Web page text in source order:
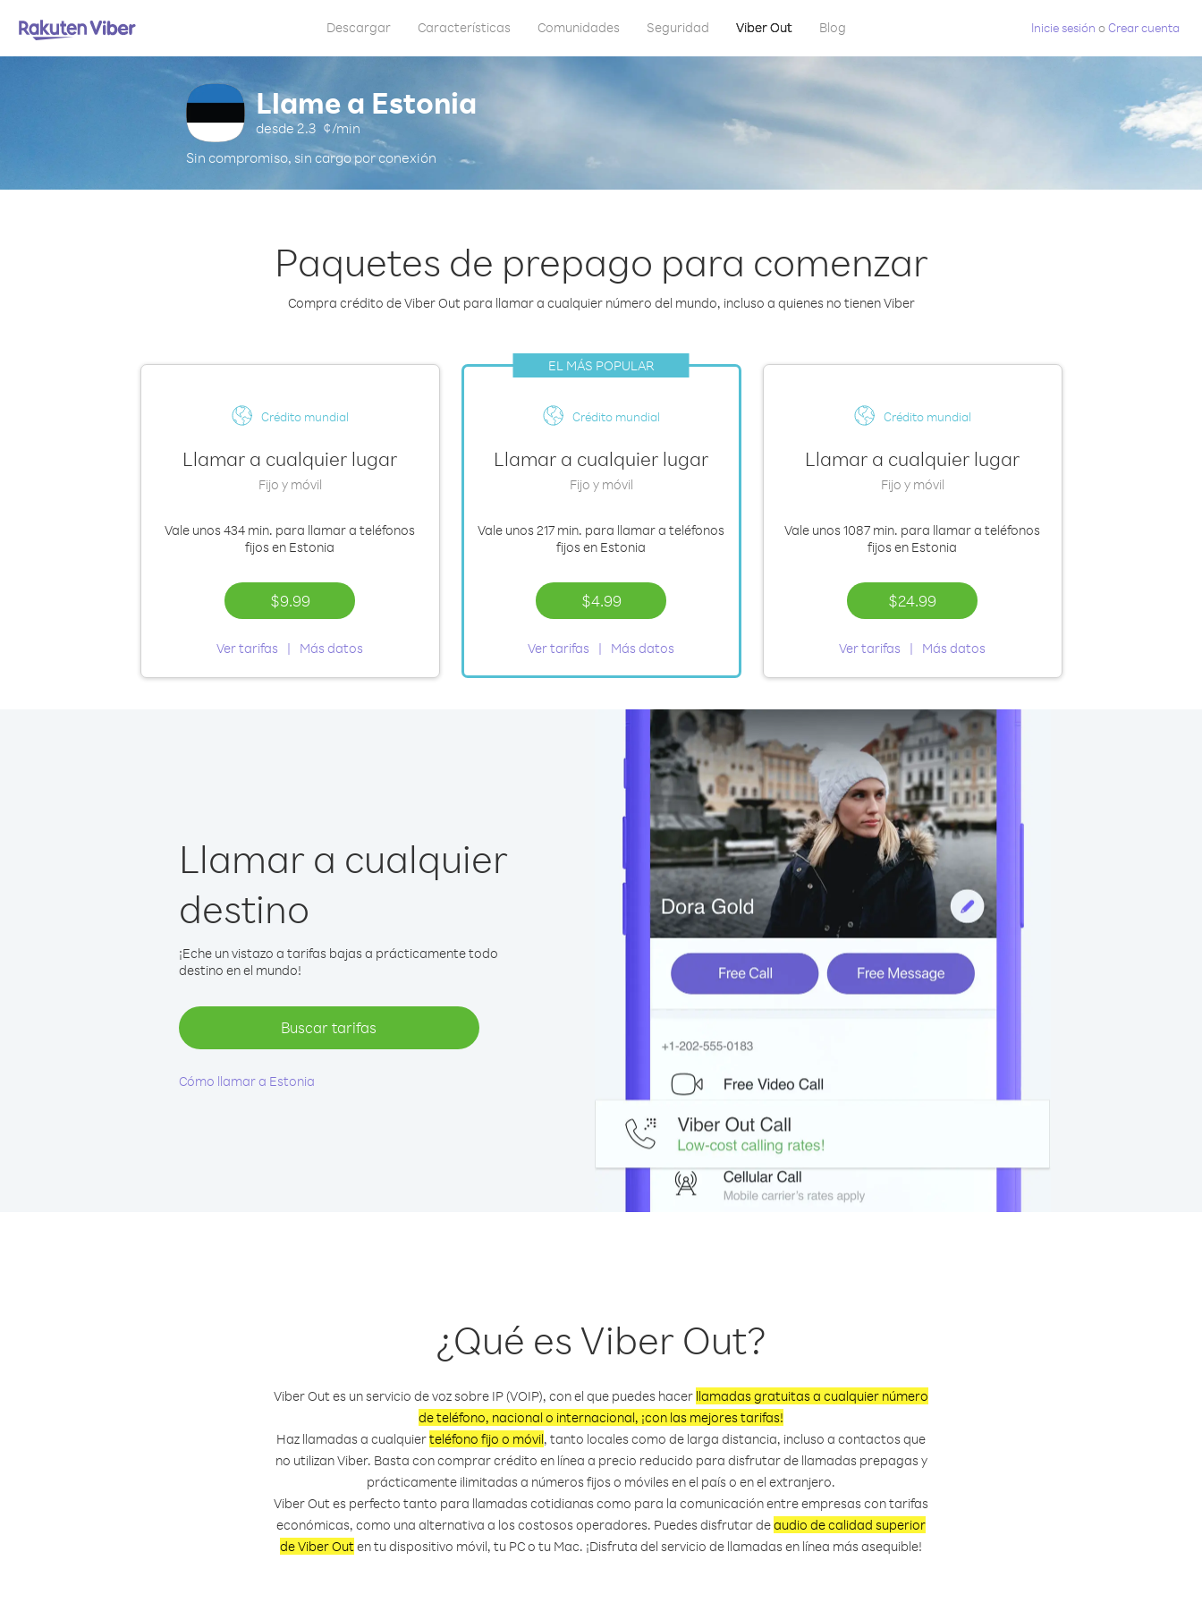
Descargar Características Comunidades Seguridad Viber Out Blog Inicie sesión oCrear cuenta
Llame a Estonia
desde2.3 ¢/min
Sin compromiso, sin cargo por conexión
Paquetes de prepago para comenzar
Compra crédito de Viber Out para llamar a cualquier número del mundo, incluso a quienes no tienen Viber
Crédito mundial
Llamar a cualquier lugar
Fijo y móvil
Vale unos 434 min. para llamar a teléfonos
fijos en Estonia
$9.99
Ver tarifas Más datos
EL MÁS POPULAR
Crédito mundial
Llamar a cualquier lugar
Fijo y móvil
Vale unos 217 min. para llamar a teléfonos
fijos en Estonia
$4.99
Ver tarifas Más datos
Crédito mundial
Llamar a cualquier lugar
Fijo y móvil
Vale unos 1087 min. para llamar a teléfonos
fijos en Estonia
$24.99
Ver tarifas Más datos
Llamar a cualquier
destino
¡Eche un vistazo a tarifas bajas a prácticamente todo
destino en el mundo!
Buscar tarifas
Cómo llamar a Estonia
¿Qué es Viber Out?
Viber Out es un servicio de voz sobre IP (VOIP), con el que puedes hacer llamadas gratuitas a cualquier número
de teléfono, nacional o internacional, ¡con las mejores tarifas!
Haz llamadas a cualquierteléfono fijo o móvil, tanto locales como de larga distancia, incluso a contactos que
no utilizan Viber. Basta con comprar crédito en línea a precio reducido para disfrutar de llamadas prepagas y
prácticamente ilimitadas a números fijos o móviles en el país o en el extranjero.
Viber Out es perfecto tanto para llamadas cotidianas como para la comunicación entre empresas con tarifas
económicas, como una alternativa a los costosos operadores. Puedes disfrutar deaudio de calidad superior
de Viber Outen tu dispositivo móvil, tu PC o tu Mac. ¡Disfruta del servicio de llamadas en línea más asequible!